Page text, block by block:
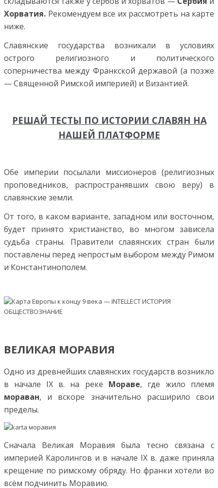
Хорватия. Рекомендуем все их рассмотреть на карте
ниже.
Славянские государства возникали в условиях
острого религиозного и политического
соперничества между Франкской державой (а позже
— Священной Римской империей) и Византией.
РЕШАЙ ТЕСТЫ ПО ИСТОРИИ СЛАВЯН НА
НАШЕЙ ПЛАТФОРМЕ
Обе империи посылали миссионеров (религиозных
проповедников, распространявших свою веру) в
славянские земли.
От того, в каком варианте, западном или восточном,
будет принято христианство, во многом зависела
судьба страны. Правители славянских стран были
поставлены перед непростым выбором между Римом
и Константинополем.
ВЕЛИКАЯ МОРАВИЯ
Одно из древнейших славянских государств возникло
в начале IX в. на реке Мораве, где жило племя
мораван, и вскоре значительно расширило свои
пределы.
Сначала Великая Моравия была тесно связана с
империей Каролингов и в начале IX в. даже приняла
крещение по римскому обряду. Но франки хотели во
всём подчинить Моравию.